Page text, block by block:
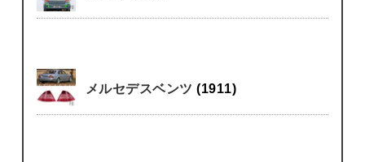
メルセデスベンツ(1911)